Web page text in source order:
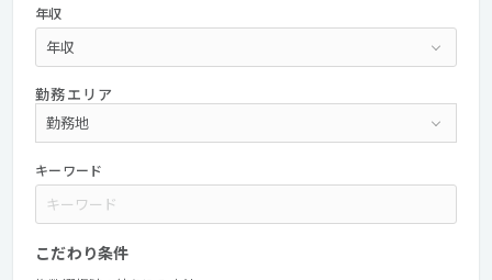
年収
勤務エリア
キーワード
こだわり条件